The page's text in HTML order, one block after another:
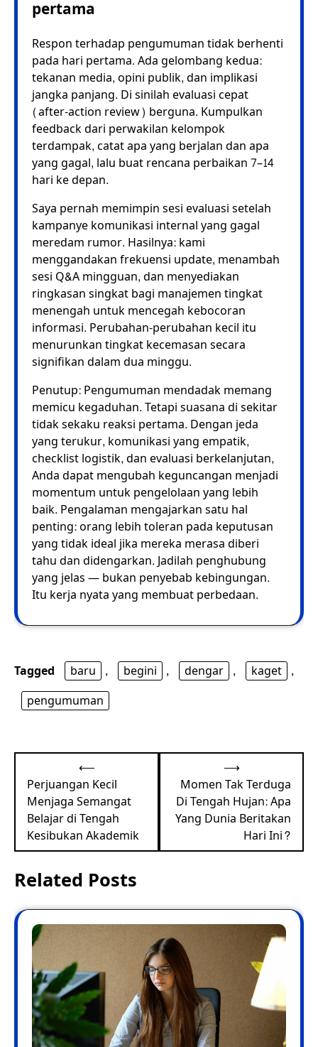
pertama
Respon terhadap pengumuman tidak berhenti
pada hari pertama. Ada gelombang kedua:
tekanan media, opini publik, dan implikasi
jangka panjang. Di sinilah evaluasi cepat
(after-action review) berguna. Kumpulkan
feedback dari perwakilan kelompok
terdampak, catat apa yang berjalan dan apa
yang gagal, lalu buat rencana perbaikan 7–14
hari ke depan.
Saya pernah memimpin sesi evaluasi setelah
kampanye komunikasi internal yang gagal
meredam rumor. Hasilnya: kami
menggandakan frekuensi update, menambah
sesi Q&A mingguan, dan menyediakan
ringkasan singkat bagi manajemen tingkat
menengah untuk mencegah kebocoran
informasi. Perubahan-perubahan kecil itu
menurunkan tingkat kecemasan secara
signifikan dalam dua minggu.
Penutup: Pengumuman mendadak memang
memicu kegaduhan. Tetapi suasana di sekitar
tidak sekaku reaksi pertama. Dengan jeda
yang terukur, komunikasi yang empatik,
checklist logistik, dan evaluasi berkelanjutan,
Anda dapat mengubah keguncangan menjadi
momentum untuk pengelolaan yang lebih
baik. Pengalaman mengajarkan satu hal
penting: orang lebih toleran pada keputusan
yang tidak ideal jika mereka merasa diberi
tahu dan didengarkan. Jadilah penghubung
yang jelas — bukan penyebab kebingungan.
Itu kerja nyata yang membuat perbedaan.
Tagged baru , begini , dengar , kaget ,
pengumuman
Post
navigation
⟵
Perjuangan Kecil
Menjaga Semangat
Belajar di Tengah
Kesibukan Akademik
Momen Tak Terduga
Di Tengah Hujan: Apa
Yang Dunia Beritakan
Hari Ini?
⟶
Related Posts